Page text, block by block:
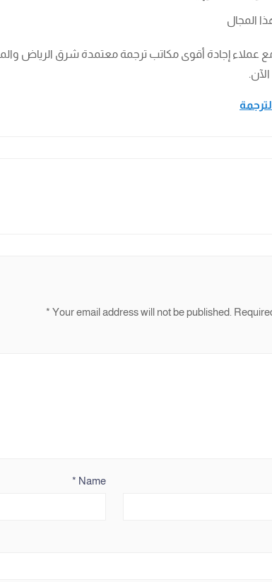
المجال
عملاء إجادة أقوى مكاتب ترجمة معتمدة شرق الرياض
Your email address will not be published.
*
Name
*